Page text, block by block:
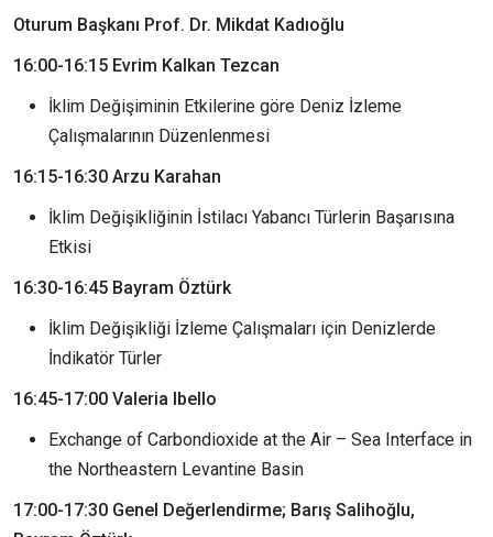
Oturum Başkanı Prof. Dr. Mikdat Kadıoğlu
16:00-16:15 Evrim Kalkan Tezcan
İklim Değişiminin Etkilerine göre Deniz İzleme
Çalışmalarının Düzenlenmesi
16:15-16:30 Arzu Karahan
İklim Değişikliğinin İstilacı Yabancı Türlerin Başarısına
Etkisi
16:30-16:45 Bayram Öztürk
İklim Değişikliği İzleme Çalışmaları için Denizlerde
İndikatör Türler
16:45-17:00 Valeria Ibello
Exchange of Carbondioxide at the Air – Sea Interface in
the Northeastern Levantine Basin
17:00-17:30 Genel Değerlendirme; Barış Salihoğlu,